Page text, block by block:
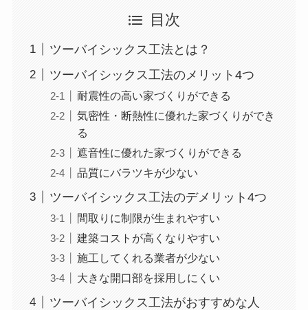
目次
ツーバイシックス工法とは？
ツーバイシックス工法のメリット4つ
耐震性の高い家づくりができる
気密性・断熱性に優れた家づくりができ
る
遮音性に優れた家づくりができる
品質にバラツキが少ない
ツーバイシックス工法のデメリット4つ
間取りに制限が生まれやすい
建築コストが高くなりやすい
施工してくれる業者が少ない
大きな開口部を採用しにくい
ツーバイシックス工法がおすすめな人